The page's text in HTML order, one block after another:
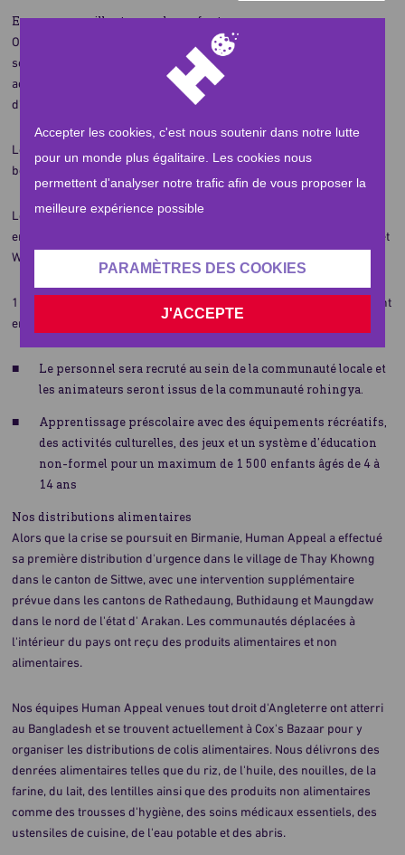
Accepter les cookies, c'est nous soutenir dans notre lutte
pour un monde plus égalitaire. Les cookies nous
permettent d'analyser notre trafic afin de vous proposer la
meilleure expérience possible
PARAMÈTRES DES COOKIES
J'ACCEPTE
Espaces accueillants pour les enfants
On estime que 100 000 enfants nouveaux arrivants ont besoin de
soutien dans la poursuite de leur éducation. Ils ont besoin d’espaces
accueillants et sécurisés où ils peuvent se voir prodiguer des cours
d'enseignement.
Les parents qui doivent subvenir aux besoinsde leur famille ont
besoin d’un service d’urgence de soins quotidien à domicile.
Le projet participera au bien-être, à la sûreté et à la sécurité des
enfants Rohingyas déplacés à Palong Khali Union à Ukhia et à Nhilla et
Whykong Union à Cox’s Bazar au Bangladesh. En résumé :
10 Centres d’accueil pour enfants seront mis en place et accueilleront
environ 450 enfants. Ces Centres seront installés au sein des camps.
Le personnel sera recruté au sein de la communauté locale et
les animateurs seront issus de la communauté rohingya.
Apprentissage préscolaire avec des équipements récréatifs,
des activités culturelles, des jeux et un système d’éducation
non-formel pour un maximum de 1 500 enfants âgés de 4 à
14 ans
Nos distributions alimentaires
Alors que la crise se poursuit en Birmanie, Human Appeal a effectué
sa première distribution d'urgence dans le village de Thay Khowng
dans le canton de Sittwe, avec une intervention supplémentaire
prévue dans les cantons de Rathedaung, Buthidaung et Maungdaw
dans le nord de l'état d' Arakan. Les communautés déplacées à
l'intérieur du pays ont reçu des produits alimentaires et non
alimentaires.
Nos équipes Human Appeal venues tout droit d'Angleterre ont atterri
au Bangladesh et se trouvent actuellement à Cox's Bazaar pour y
organiser les distributions de colis alimentaires. Nous délivrons des
denrées alimentaires telles que du riz, de l'huile, des nouilles, de la
farine, du lait, des lentilles ainsi que des produits non alimentaires
comme des trousses d'hygiène, des soins médicaux essentiels, des
ustensiles de cuisine, de l'eau potable et des abris.